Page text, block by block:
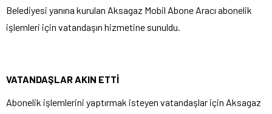
Belediyesi yanına kurulan Aksagaz Mobil Abone Aracı abonelik
işlemleri için vatandaşın hizmetine sunuldu.